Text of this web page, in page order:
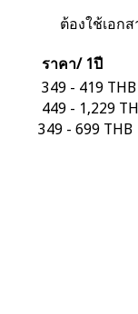
ต้องใช้เอก
ราคา/ 1ปี
349 - 419 THB
449 - 1,229
349 - 699 THB